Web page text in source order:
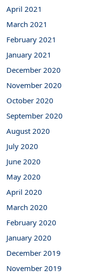
April 2021
March 2021
February 2021
January 2021
December 2020
November 2020
October 2020
September 2020
August 2020
July 2020
June 2020
May 2020
April 2020
March 2020
February 2020
January 2020
December 2019
November 2019